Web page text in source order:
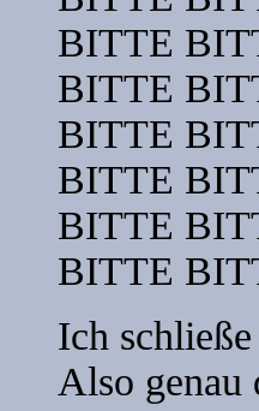
BITTE
BITTE
BITTE
BITTE
BITTE
BITTE
Ich
Also genau